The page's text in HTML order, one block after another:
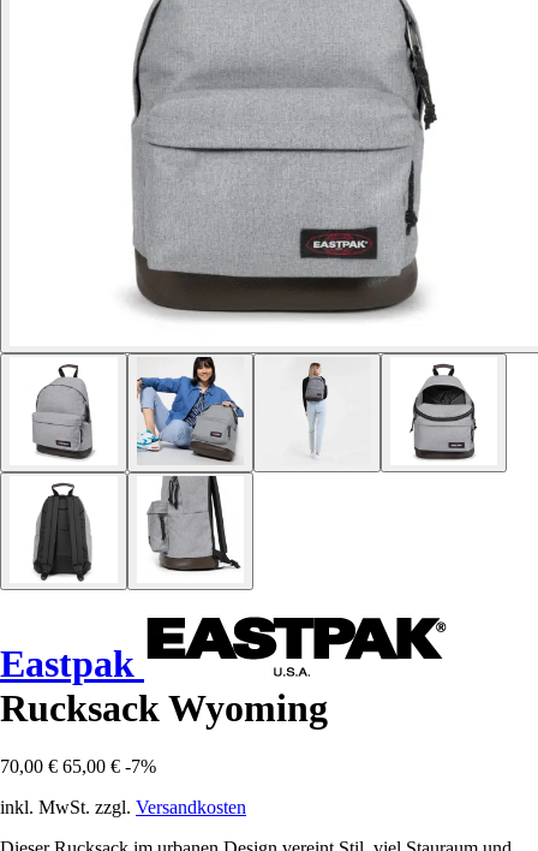
Eastpak
Rucksack Wyoming
70,00 € 65,00 € -7%
inkl. MwSt. zzgl. Versandkosten